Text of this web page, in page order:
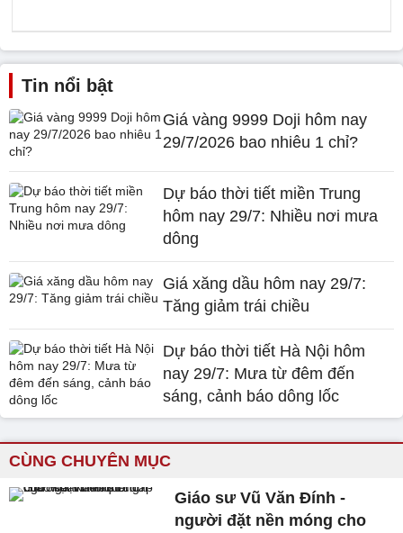
Tin nổi bật
Giá vàng 9999 Doji hôm nay
29/7/2026 bao nhiêu 1 chỉ?
Dự báo thời tiết miền Trung
hôm nay 29/7: Nhiều nơi mưa
dông
Giá xăng dầu hôm nay 29/7:
Tăng giảm trái chiều
Dự báo thời tiết Hà Nội hôm
nay 29/7: Mưa từ đêm đến
sáng, cảnh báo dông lốc
CÙNG CHUYÊN MỤC
Giáo sư Vũ Văn Đính -
người đặt nền móng cho